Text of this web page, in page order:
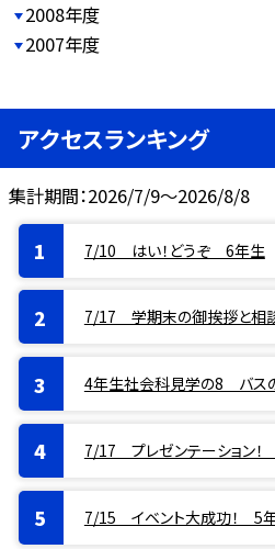
2008年度
2007年度
アクセスランキング
集計期間：2026/7/9～2026/8/8
7/10 はい！どうぞ 6年生
7/17 学期末の御挨拶と相
4年生社会科見学の8 バス
7/17 プレゼンテーション！
7/15 イベント大成功！ 5